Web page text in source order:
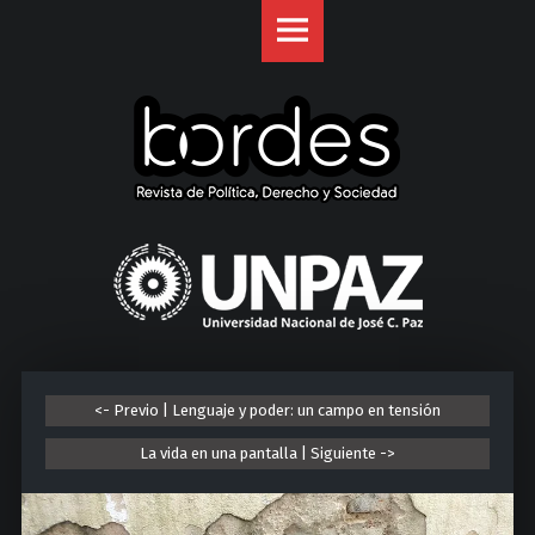
U
n
i
v
r
s
i
d
a
<- Previo | Lenguaje y poder: un campo en tensión
La vida en una pantalla | Siguiente ->